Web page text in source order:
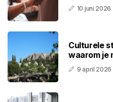
10 juni 2026
Culturele
waarom je
9 april 2026